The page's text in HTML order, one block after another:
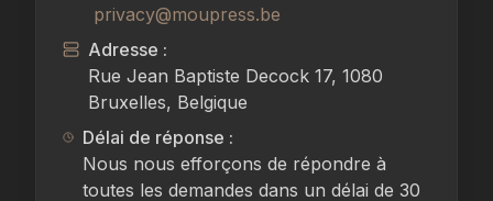
privacy@moupress.be
Adresse :
Rue Jean Baptiste Decock 17, 1080
Bruxelles, Belgique
Délai de réponse :
Nous nous efforçons de répondre à
toutes les demandes dans un délai de 30